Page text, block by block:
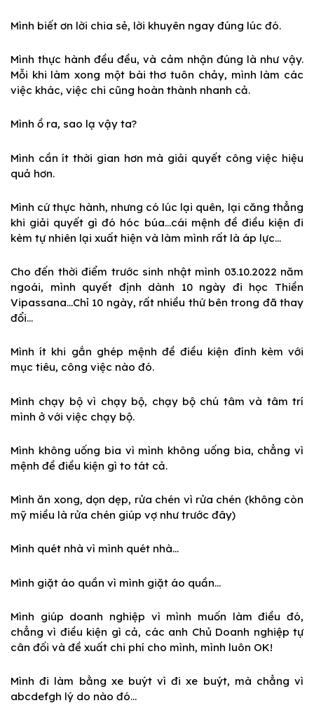
Mình biết ơn lời chia sẻ, lời khuyên ngay đúng lúc đó.
Mình thực hành đều đều, và cảm nhận đúng là như vậy.
Mỗi khi làm xong một bài thơ tuôn chảy, mình làm các
việc khác, việc chi cũng hoàn thành nhanh cả.
Mình ồ ra, sao lạ vậy ta?
Mình cần ít thời gian hơn mà giải quyết công việc hiệu
quả hơn.
Mình cứ thực hành, nhưng có lúc lại quên, lại căng thẳng
khi giải quyết gì đó hóc búa…cái mệnh đề điều kiện đi
kèm tự nhiên lại xuất hiện và làm mình rất là áp lực…
Cho đến thời điểm trước sinh nhật mình 03.10.2022 năm
ngoái, mình quyết định dành 10 ngày đi học Thiền
Vipassana…Chỉ 10 ngày, rất nhiều thứ bên trong đã thay
đổi…
Mình ít khi gắn ghép mệnh đề điều kiện đính kèm với
mục tiêu, công việc nào đó.
Mình chạy bộ vì chạy bộ, chạy bộ chú tâm và tâm trí
mình ở với việc chạy bộ.
Mình không uống bia vì mình không uống bia, chẳng vì
mệnh đề điều kiện gì to tát cả.
Mình ăn xong, dọn dẹp, rửa chén vì rửa chén (không còn
mỹ miều là rửa chén giúp vợ như trước đây)
Mình quét nhà vì mình quét nhà…
Mình giặt áo quần vì mình giặt áo quần…
Mình giúp doanh nghiệp vì mình muốn làm điều đó,
chẳng vì điều kiện gì cả, các anh Chủ Doanh nghiệp tự
cân đối và đề xuất chi phí cho mình, mình luôn OK!
Mình đi làm bằng xe buýt vì đi xe buýt, mà chẳng vì
abcdefgh lý do nào đó…